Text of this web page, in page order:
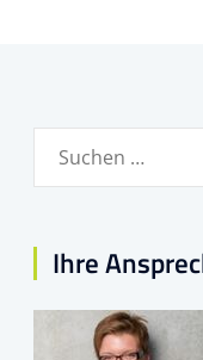
Suchen
Ihre